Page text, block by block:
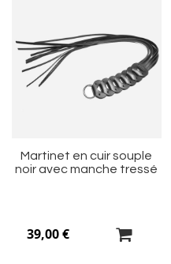
ma
Martinet en cuir souple
noir avec manche tressé
39,00 €